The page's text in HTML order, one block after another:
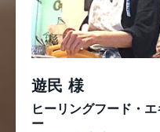
遊民 様
ヒーリングフード・
ー